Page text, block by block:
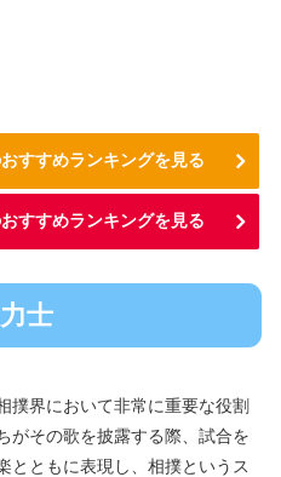
すすめランキングを見る
すすめランキングを見る
士
撲界において非常に重要な役割
がその歌を披露する際、試合を
とともに表現し、相撲というス